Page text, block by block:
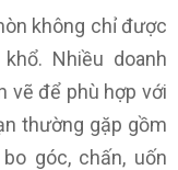
không chỉ được
Nhiều doanh
vẽ để phù hợp với
thường gặp gồm
góc, chấn, uốn